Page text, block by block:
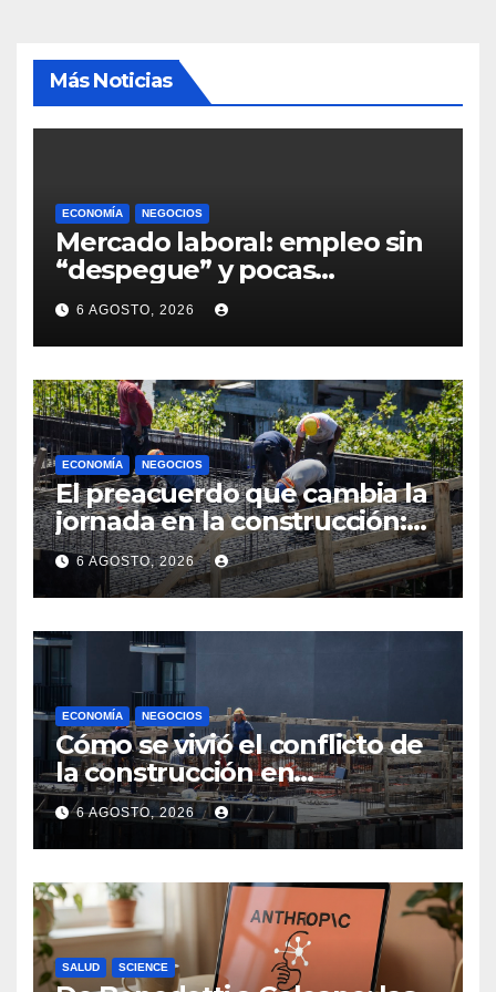
Más Noticias
ECONOMÍA NEGOCIOS
Mercado laboral: empleo sin
“despegue” y pocas
expectativas empresariales
sobre aumento de personal
6 AGOSTO, 2026
ECONOMÍA NEGOCIOS
El preacuerdo que cambia la
jornada en la construcción:
menos horas, subas reales y
convenio hasta 2031
6 AGOSTO, 2026
ECONOMÍA NEGOCIOS
Cómo se vivió el conflicto de
la construcción en
Maldonado, un
departamento donde el
sector tiene sus
particularidades
6 AGOSTO, 2026
SALUD SCIENCE